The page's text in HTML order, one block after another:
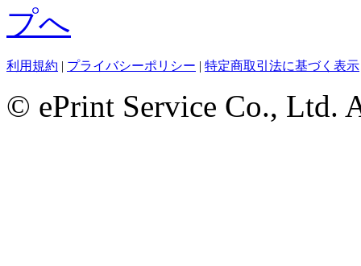
利用規約 | プライバシーポリシー | 特定商取引法に基づく表示
© ePrint Service Co., Ltd.